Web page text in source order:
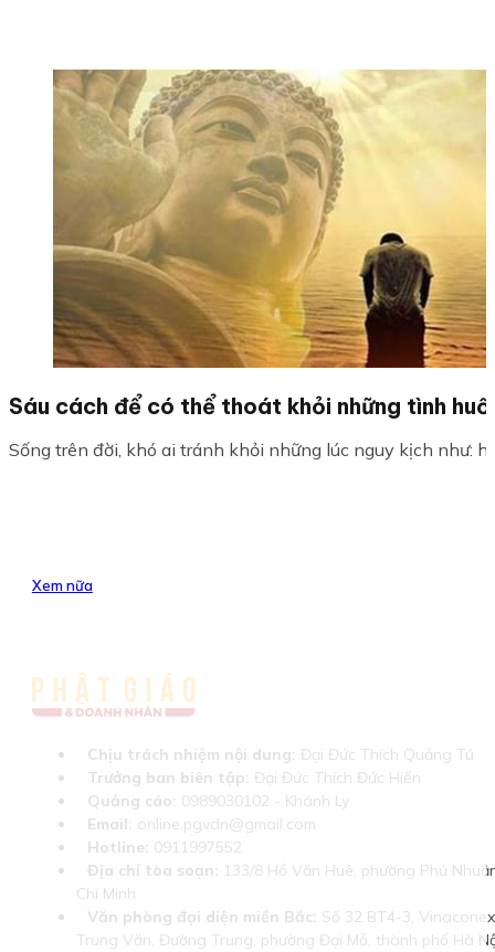
Sáu cách để có thể thoát khỏi những tình
Sống trên đời, khó ai tránh khỏi những lúc nguy kịch như:
Xem nữa
Chịu trách nhiệm nội dung: Đại Đức Thích Quảng Tú
Trưởng ban biên tập: Đại Đức Thích Đức Hiển
Quảng cáo: 0989030102 - Khánh Ly
Email: online.pgvdn@gmail.com
Hotline: 0911997552
Địa chỉ tòa soạn: 133/8 Hồ Văn Huê, phường Phú
Chí Minh
Văn phòng đại diện miền Bắc: Số 32 BT4-3,
Trung Văn, Đường Trung, phường Đại Mỗ, thành phố Hà